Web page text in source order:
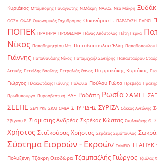
Κυριάκος Μπόμπορης Παναγιώτης Ν.Μάκρη ΝΑΞΟΣ Νέα Μάκρη
ΟΟΣΑ ΟΦΑΕ Οικονομικός Ταχυδρόμος Οικονόμου Γ. ΠΑΡΑΤΑΣΗ ΠΑΡΙΣΙ
ΠΟΠΕΚ ΠΡΑΤΗΡΙΑ ΠΡΟΘΕΣΜΙΑ Πάνας Απόστολος Πέτη Πέρκα
Νίκος Παπαδημητρίου Μπ. Παπαδοπούλου Έλλη Παπαδοπούλου
Γιάννης Παπαθανάσης Νίκος Παπαμιχαήλ Σωτήρης Παπασταύρου
Αττικής Πετκίδης Βασίλης Πετραλιάς Θάνος Πιερρακάκης Κυριάκος
Γιώργος Πλακιωτάκης Γιάννης Πολωνία Πούλου Γιώτα Πρέβεζα
Πρωθυπουργό Πυροσβεστική ΡΑΕ Ροδόπη Ρωσία ΣΑΜΕΕ
ΣΕΕΠΕ ΣΕΥΠΥΚΕ ΣΚΑΙ ΣΜΕΑ ΣΠΥΡΙΔΗΣ ΣΥΡΙΖΑ Σάκκος Αντώνης
Σβίγκου Ρ. Σιάμισιης Ανδρέας Σκρέκας Κώστας Σκυλακάκης Θ.
Χρήστος Σταϊκούρας Χρήστος Στράτος Σιμόπουλος
Σύστημα Εισροών - Εκροών ΤΑΜΕΙΟ ΤΕΑΠΥΚ
Πολυξένη Τζάκρη Θεοδώρα Τζαμπαζλής Γιώργος Τζιόλας